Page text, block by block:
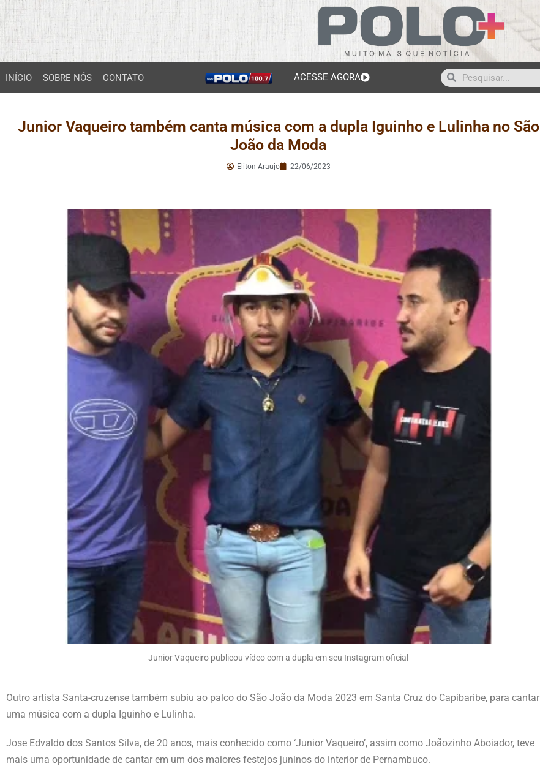
INÍCIO SOBRE NÓS CONTATO ACESSE AGORA
Junior Vaqueiro também canta música com a dupla Iguinho e Lulinha no São
João da Moda
Eliton Araujo 22/06/2023
Junior Vaqueiro publicou vídeo com a dupla em seu Instagram oficial
Outro artista Santa-cruzense também subiu ao palco do São João da Moda 2023 em Santa Cruz do Capibaribe, para cantar
uma música com a dupla Iguinho e Lulinha.
Jose Edvaldo dos Santos Silva, de 20 anos, mais conhecido como ‘Junior Vaqueiro’, assim como Joãozinho Aboiador, teve
mais uma oportunidade de cantar em um dos maiores festejos juninos do interior de Pernambuco.